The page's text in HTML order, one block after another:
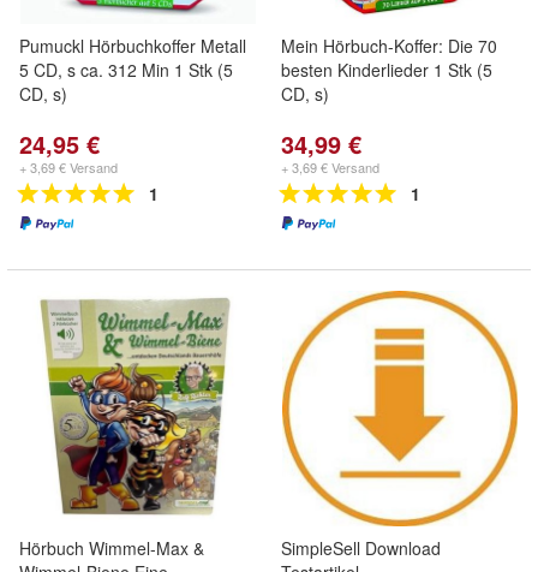
Pumuckl Hörbuchkoffer Metall
5 CD, s ca. 312 Min 1 Stk (5
CD, s)
24,95 €
+ 3,69 € Versand
1
Mein Hörbuch-Koffer: Die 70
besten Kinderlieder 1 Stk (5
CD, s)
34,99 €
+ 3,69 € Versand
1
Hörbuch Wimmel-Max &
SimpleSell Download